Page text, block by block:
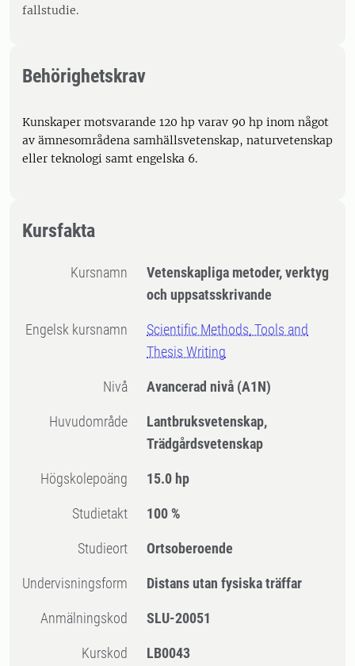
fallstudie.
Behörighetskrav
Kunskaper motsvarande 120 hp varav 90 hp inom något
av ämnesområdena samhällsvetenskap, naturvetenskap
eller teknologi samt engelska 6.
Kursfakta
Kursnamn
Vetenskapliga metoder, verktyg
och uppsatsskrivande
Engelsk kursnamn
Scientific Methods, Tools and
Thesis Writing
Nivå Avancerad nivå (A1N)
Huvudområde
Lantbruksvetenskap,
Trädgårdsvetenskap
högskolepoäng 15.0 hp
Studietakt 100 %
Studieort Ortsoberoende
Undervisningsform Distans utan fysiska träffar
Anmälningskod SLU-20051
Kurskod LB0043